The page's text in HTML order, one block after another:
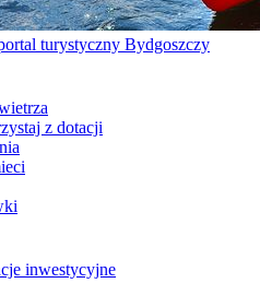
turystyczny Bydgoszczy
z dotacji
inwestycyjne